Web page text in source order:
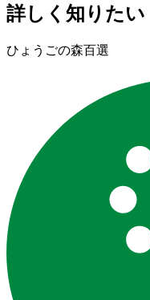
詳しく知りたい
ひょうごの森百選